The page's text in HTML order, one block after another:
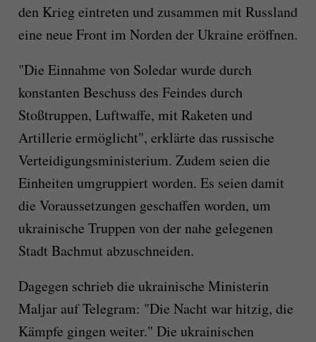
den Krieg eintreten und zusammen mit Russland
eine neue Front im Norden der Ukraine eröffnen.
"Die Einnahme von Soledar wurde durch
konstanten Beschuss des Feindes durch
Stoßtruppen, Luftwaffe, mit Raketen und
Artillerie ermöglicht", erklärte das russische
Verteidigungsministerium. Zudem seien die
Einheiten umgruppiert worden. Es seien damit
die Voraussetzungen geschaffen worden, um
ukrainische Truppen von der nahe gelegenen
Stadt Bachmut abzuschneiden.
Dagegen schrieb die ukrainische Ministerin
Maljar auf Telegram: "Die Nacht war hitzig, die
Kämpfe gingen weiter." Die ukrainischen